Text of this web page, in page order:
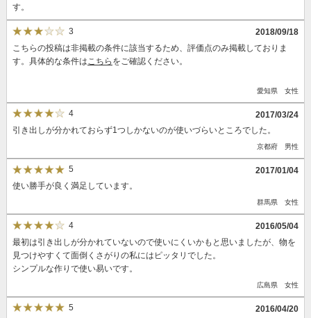
す。
3
2018/09/18
こちらの投稿は非掲載の条件に該当するため、評価点のみ掲載しておりま
す。具体的な条件は こちら をご確認ください。
愛知県 女性
4
2017/03/24
引き出しが分かれておらず1つしかないのが使いづらいところでした。
京都府 男性
5
2017/01/04
使い勝手が良く満足しています。
群馬県 女性
4
2016/05/04
最初は引き出しが分かれていないので使いにくいかもと思いましたが、物を
見つけやすくて面倒くさがりの私にはピッタリでした。
シンプルな作りで使い易いです。
広島県 女性
5
2016/04/20